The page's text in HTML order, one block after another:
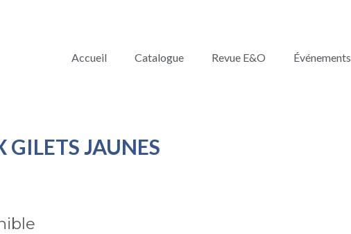
Accueil Catalogue Revue E&O Événements
GILETS JAUNES